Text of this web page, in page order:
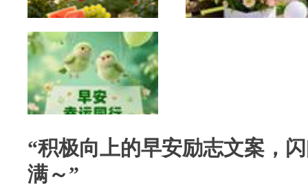
“积极向上的早安励志文案，
满～”